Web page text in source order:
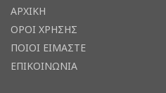
ΑΡΧΙΚΗ
ΟΡΟΙ ΧΡΗΣΗΣ
ΠΟΙΟΙ ΕΙΜΑΣΤΕ
ΕΠΙΚΟΙΝΩΝΙΑ